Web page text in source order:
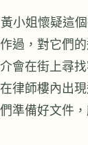
小姐懷疑這
過，對它們
會在街上尋
律師樓內出
準備好文件